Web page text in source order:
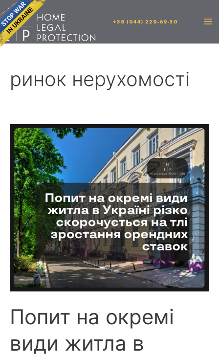
+38 (044) 229-69-50
ринок нерухомості
Попит на окремі
види житла в